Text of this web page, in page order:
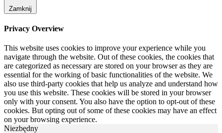
Zamknij
Privacy Overview
This website uses cookies to improve your experience while you
navigate through the website. Out of these cookies, the cookies that
are categorized as necessary are stored on your browser as they are
essential for the working of basic functionalities of the website. We
also use third-party cookies that help us analyze and understand how
you use this website. These cookies will be stored in your browser
only with your consent. You also have the option to opt-out of these
cookies. But opting out of some of these cookies may have an effect
on your browsing experience.
Niezbędny